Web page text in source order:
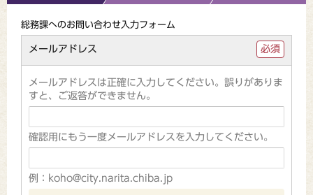
総務課へのお問い合わせ入力フォーム
メールアドレス 必須
メールアドレスは正確に入力してください。誤りがありま
すと、ご返答ができません。
確認用にもう一度メールアドレスを入力してください。
例：koho@city.narita.chiba.jp